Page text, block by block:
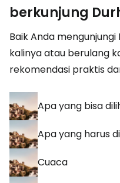
berkunjung
Baik Anda
kalinya atau berulang
rekomendasi praktis
Apa yang bisa
Apa yang harus
Cuaca